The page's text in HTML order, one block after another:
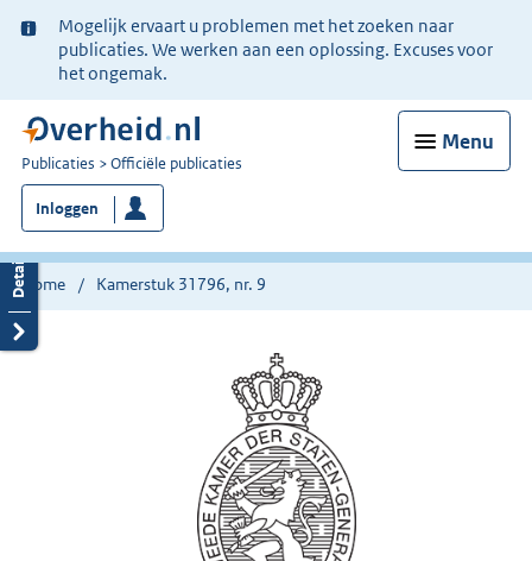
Ter
informatie:
Mogelijk ervaart u problemen met het zoeken naar
publicaties. We werken aan een oplossing. Excuses voor
het ongemak.
Menu
U
bent
nu
hier:
Publicaties Officiële publicaties
Inloggen
Home Kamerstuk 31796, nr. 9